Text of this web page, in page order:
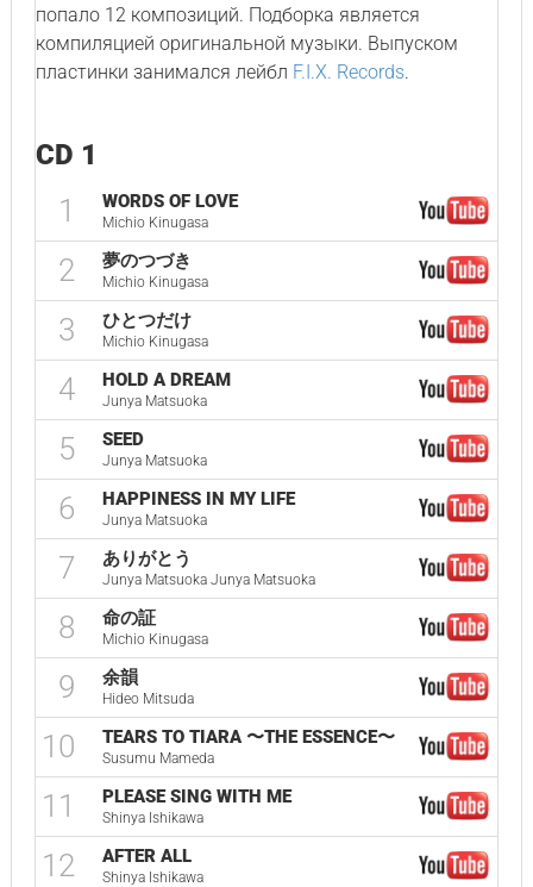
попало 12 композиций. Подборка является
компиляцией оригинальной музыки. Выпуском
пластинки занимался лейбл F.I.X. Records.
CD 1
1 WORDS OF LOVE
Michio Kinugasa
2 夢のつづき
Michio Kinugasa
3 ひとつだけ
Michio Kinugasa
4 HOLD A DREAM
Junya Matsuoka
5 SEED
Junya Matsuoka
6 HAPPINESS IN MY LIFE
Junya Matsuoka
7 ありがとう
Junya Matsuoka Junya Matsuoka
8 命の証
Michio Kinugasa
9 余韻
Hideo Mitsuda
10 TEARS TO TIARA 〜THE ESSENCE〜
Susumu Mameda
11 PLEASE SING WITH ME
Shinya Ishikawa
12 AFTER ALL
Shinya Ishikawa